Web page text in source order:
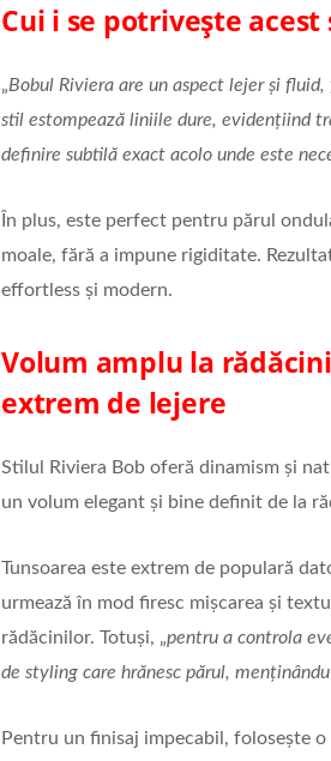
Cui i se potrivește acest
„Bobul Riviera are un aspect lejer și
stil estompează liniile dure, evidențiind
definire subtilă exact acolo unde este
În plus, este perfect pentru părul
moale, fără a impune rigiditate.
effortless și modern.
Volum amplu la
extrem de lejere
Stilul Riviera Bob oferă dinamism și
un volum elegant și bine definit de la
Tunsoarea este extrem de populară
urmează în mod firesc mișcarea și
rădăcinilor. Totuși, „pentru a controla
de styling care hrănesc părul,
Pentru un finisaj impecabil, folosește